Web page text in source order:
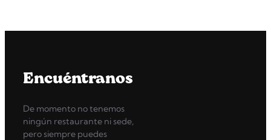
Encuéntranos
De momento no tenemos
ningún restaurante ni sede,
pero siempre puedes